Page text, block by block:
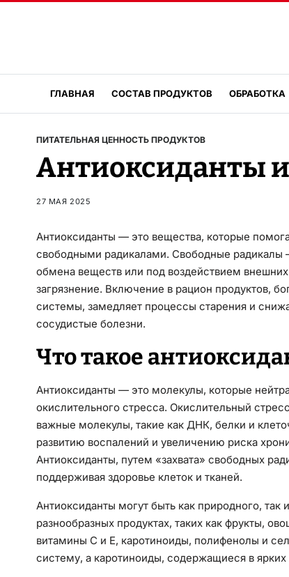
ГЛАВНАЯ СОСТАВ ПРОДУКТОВ ОБРАБОТКА
ПИТАТЕЛЬНАЯ ЦЕННОСТЬ ПРОДУКТОВ
Антиоксиданты
27 МАЯ 2025
Антиоксиданты — это вещества, которые
свободными радикалами. Свободные
обмена веществ или под воздействием внешних
загрязнение. Включение в рацион продуктов,
системы, замедляет процессы старения и
сосудистые болезни.
Что такое
Антиоксиданты — это молекулы, которые
окислительного стресса. Окислительный
важные молекулы, такие как ДНК, белки и
развитию воспалений и увеличению риска
Антиоксиданты, путем «захвата» свободных
поддерживая здоровье клеток и тканей.
Антиоксиданты могут быть как природного,
разнообразных продуктах, таких как фрукты,
витамины C и E, каротиноиды, полифенолы и
систему, а каротиноиды, содержащиеся в